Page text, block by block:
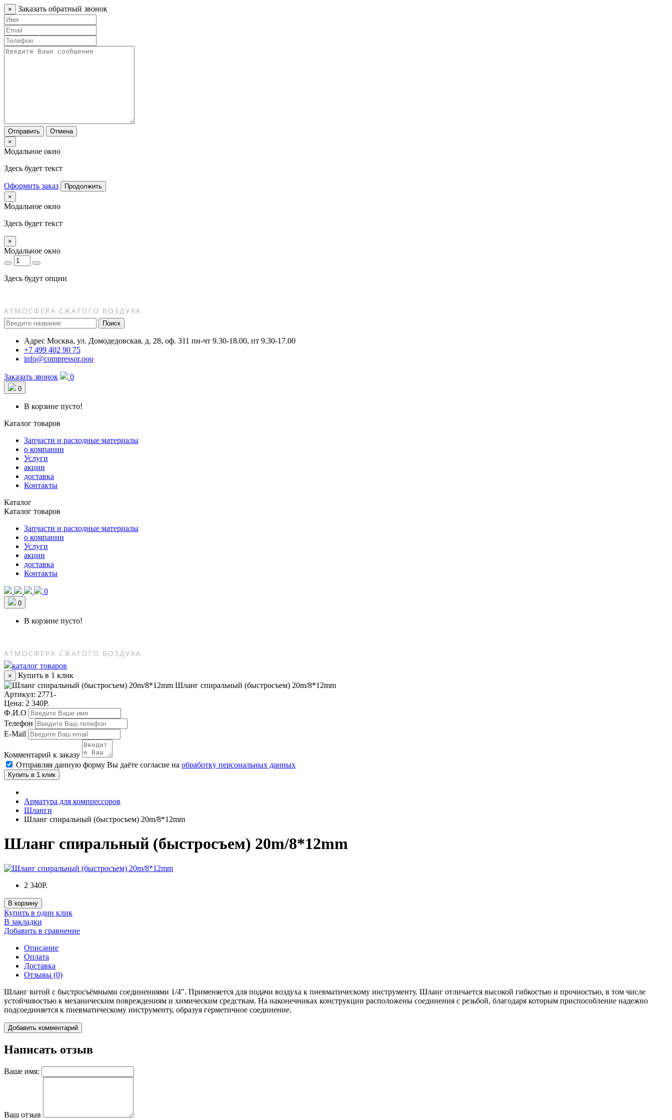
× Заказать обратный звонок
Отправить
Отмена
×
Модальное окно
Здесь будет текст
Оформить заказ
Продолжить
×
Модальное окно
Здесь будет текст
×
Модальное окно
Здесь будут опции
Поиск
Адрес Москва, ул. Домодедовская, д. 28, оф. 311 пн-чт 9.30-18.00, пт 9.30-17.00
+7 499 402 90 75
info@compressor.ooo
Заказать звонок 0
0
В корзине пусто!
Каталог товаров
Запчасти и расходные материалы
о компании
Услуги
акции
доставка
Контакты
Каталог
Каталог товаров
Запчасти и расходные материалы
о компании
Услуги
акции
доставка
Контакты
0
0
В корзине пусто!
каталог товаров
×
Купить в 1 клик
Шланг спиральный (быстросъем) 20m/8*12mm
Артикул: 2771-
Цена: 2 340Р.
Ф.И.О
Телефон
E-Mail
Комментарий к заказу
Отправляя данную форму Вы даёте согласие на обработку персональных данных
Купить в 1 клик
Арматура для компрессоров
Шланги
Шланг спиральный (быстросъем) 20m/8*12mm
Шланг спиральный (быстросъем) 20m/8*12mm
2 340Р.
В корзину
Купить в один клик
В закладки
Добавить в сравнение
Описание
Оплата
Доставка
Отзывы (0)
Шланг витой с быстросъёмными соединениями 1/4″. Применяется для подачи воздуха к пневматическому инструменту. Шланг отличается высокой гибкостью и прочностью, в том числе
устойчивостью к механическим повреждениям и химическим средствам. На наконечниках конструкции расположены соединения с резьбой, благодаря которым приспособление надежно
подсоединяется к пневматическому инструменту, образуя герметичное соединение.
Добавить комментарий
Написать отзыв
Ваше имя:
Ваш отзыв